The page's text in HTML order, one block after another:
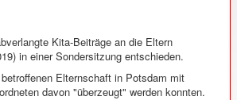
Kita-Beiträge an die Eltern
in einer Sondersitzung entschieden.
Elternschaft in Potsdam mit
davon "überzeugt" werden konnten.